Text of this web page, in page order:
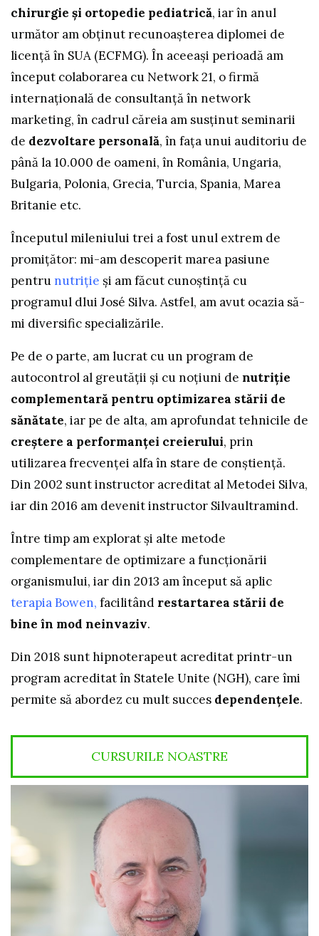
chirurgie și ortopedie pediatrică, iar în anul
următor am obținut recunoașterea diplomei de
licență în SUA (ECFMG). În aceeași perioadă am
început colaborarea cu Network 21, o firmă
internaţională de consultanţă în network
marketing, în cadrul căreia am susţinut seminarii
de dezvoltare personală, în fața unui auditoriu de
până la 10.000 de oameni, în România, Ungaria,
Bulgaria, Polonia, Grecia, Turcia, Spania, Marea
Britanie etc.
Începutul mileniului trei a fost unul extrem de
promițător: mi-am descoperit marea pasiune
pentru nutriție și am făcut cunoștință cu
programul dlui José Silva. Astfel, am avut ocazia să-
mi diversific specializările.
Pe de o parte, am lucrat cu un program de
autocontrol al greutății și cu noțiuni de nutriție
complementară pentru optimizarea stării de
sănătate, iar pe de alta, am aprofundat tehnicile de
creştere a performanţei creierului, prin
utilizarea frecvenţei alfa în stare de conştienţă.
Din 2002 sunt instructor acreditat al Metodei Silva,
iar din 2016 am devenit instructor Silvaultramind.
Între timp am explorat și alte metode
complementare de optimizare a funcționării
organismului, iar din 2013 am început să aplic
terapia Bowen, facilitând restartarea stării de
bine în mod neinvaziv.
Din 2018 sunt hipnoterapeut acreditat printr-un
program acreditat în Statele Unite (NGH), care îmi
permite să abordez cu mult succes dependenţele.
CURSURILE NOASTRE